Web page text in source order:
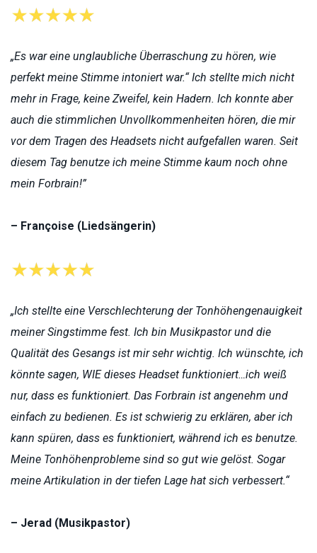
„Es war eine unglaubliche Überraschung zu hören, wie
perfekt meine Stimme intoniert war.“ Ich stellte mich nicht
mehr in Frage, keine Zweifel, kein Hadern. Ich konnte aber
auch die stimmlichen Unvollkommenheiten hören, die mir
vor dem Tragen des Headsets nicht aufgefallen waren. Seit
diesem Tag benutze ich meine Stimme kaum noch ohne
mein Forbrain!”
– Françoise (Liedsängerin)
„Ich stellte eine Verschlechterung der Tonhöhengenauigkeit
meiner Singstimme fest. Ich bin Musikpastor und die
Qualität des Gesangs ist mir sehr wichtig. Ich wünschte, ich
könnte sagen, WIE dieses Headset funktioniert…ich weiß
nur, dass es funktioniert. Das Forbrain ist angenehm und
einfach zu bedienen. Es ist schwierig zu erklären, aber ich
kann spüren, dass es funktioniert, während ich es benutze.
Meine Tonhöhenprobleme sind so gut wie gelöst. Sogar
meine Artikulation in der tiefen Lage hat sich verbessert.“
– Jerad (Musikpastor)